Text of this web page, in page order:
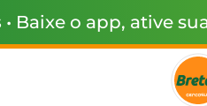
• Baixe o app, ative